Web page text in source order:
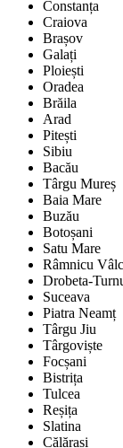
Constanța
Craiova
Brașov
Galați
Ploiești
Oradea
Brăila
Arad
Pitești
Sibiu
Bacău
Târgu Mureș
Baia Mare
Buzău
Botoșani
Satu Mare
Râmnicu
Drobeta-
Suceava
Piatra Neamț
Târgu Jiu
Târgoviște
Focșani
Bistrița
Tulcea
Reșița
Slatina
Călărași